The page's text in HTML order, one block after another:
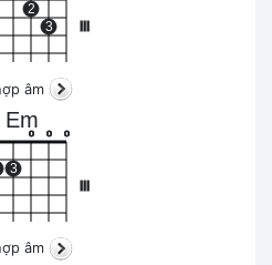
2
3
âm
Em
3
o o o
âm